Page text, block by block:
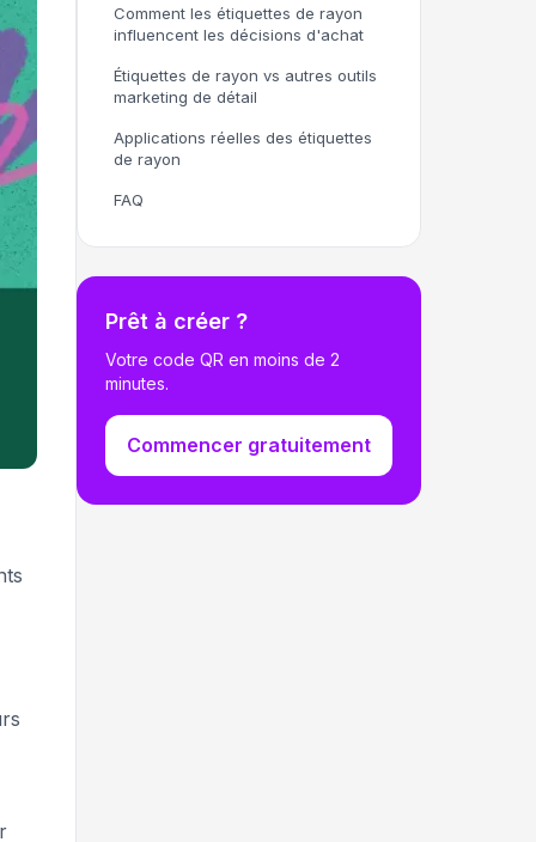
Comment les étiquettes de rayon
influencent les décisions d'achat
Étiquettes de rayon vs autres outils
marketing de détail
Applications réelles des étiquettes
de rayon
FAQ
Prêt à créer ?
Votre code QR en moins de 2
minutes.
Commencer gratuitement